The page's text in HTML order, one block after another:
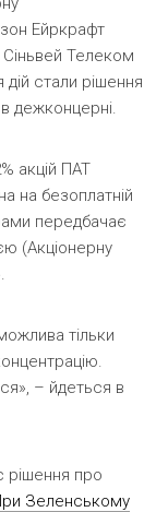
Ейркрафт
Сіньвей Телеком
стали рішення
дежконцерні.
акцій ПАТ
на безоплатній
передбачає
(Акціонерну
тільки
– йдеться в
рішення про
Зеленському